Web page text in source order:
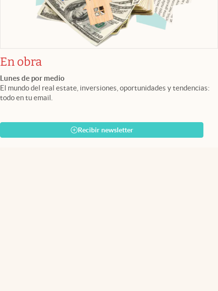
En obra
Lunes de por medio
El mundo del real estate, inversiones, oportunidades y tendencias:
todo en tu email.
Recibir newsletter